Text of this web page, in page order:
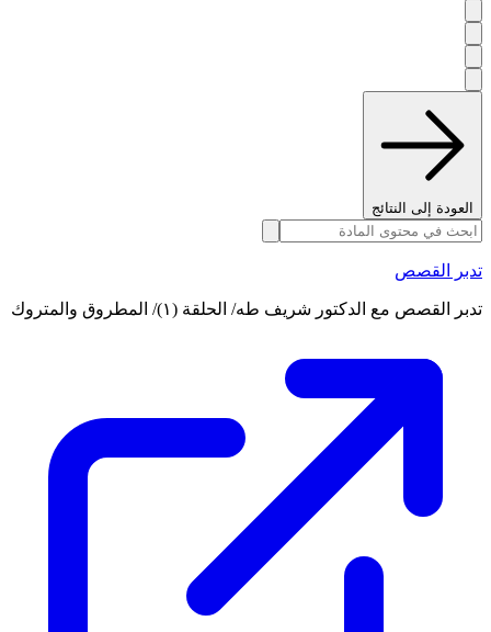
العودة إلى النتائج
تدبر القصص
تدبر القصص مع الدكتور شريف طه/ الحلقة (١)/ المطروق والمتروك